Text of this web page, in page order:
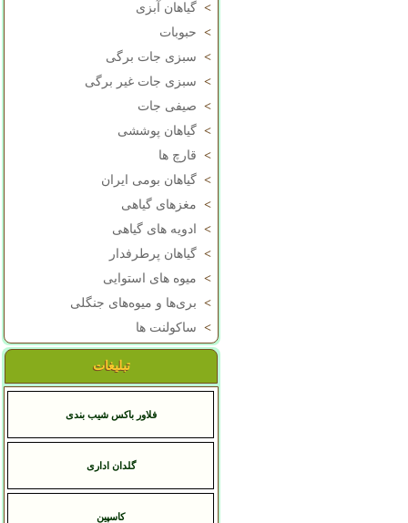
> گیاهان آبزی
> حبوبات
> سبزی جات برگی
> سبزی جات غیر برگی
> صیفی جات
> گیاهان پوششی
> قارچ ها
> گیاهان بومی ایران
> مغزهای گیاهی
>
ادویه های گیاهی
> گیاهان پرطرفدار
> میوه های استوایی
> بری‌ها و میوه‌های جنگلی
> ساکولنت ها
تبلیغات
فلاور باکس شیب بندی
گلدان اداری
کاسپين